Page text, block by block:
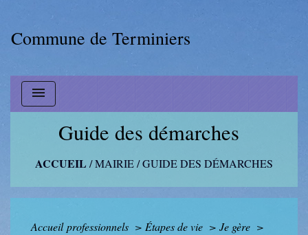
Commune de Terminiers
menu
Guide des démarches
ACCUEIL /MAIRIE/GUIDE DES DÉMARCHES
Accueil professionnels > Étapes de vie > Je gère >